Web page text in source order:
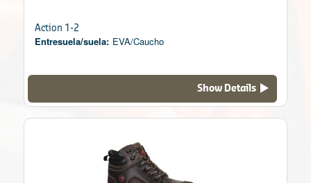
Action 1-2
Entresuela/suela: EVA/Caucho
Show Details